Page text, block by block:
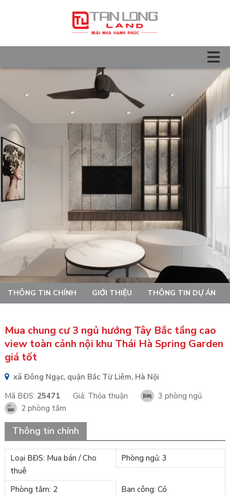
THÔNG TIN CHÍNH GIỚI THIỆU THÔNG TIN DỰ ÁN
Mua chung cư 3 ngủ hướng Tây Bắc tầng cao
view toàn cảnh nội khu Thái Hà Spring Garden
giá tốt
xã Đông Ngạc, quận Bắc Từ Liêm, Hà Nội
Mã BĐS: 25471 Giá: Thỏa thuận
3 phòng ngủ
2 phòng tắm
Thông tin chính
Loại BĐS: Mua bán / Cho
thuê
Phòng ngủ: 3
Phòng tắm: 2
Ban công: Có